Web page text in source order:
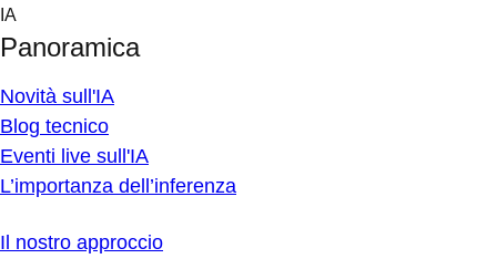
Skip
content
IA
Panoramica
Novità sull'IA
Blog tecnico
Eventi live sull'IA
L’importanza dell’inferenza
Il nostro approccio